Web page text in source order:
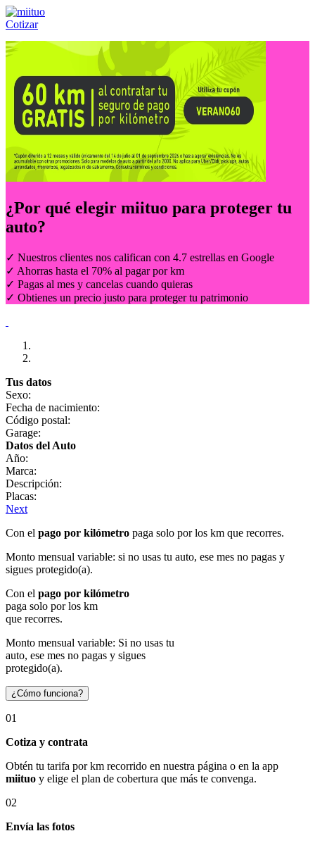
Cotizar
Llámanos al:(55) 84-21-05-00 ó
¿Por qué elegir miituo para proteger tu
auto?
✓ Nuestros clientes nos califican con 4.7 estrellas en Google
✓ Ahorras hasta el 70% al pagar por km
✓ Pagas al mes y cancelas cuando quieras
✓ Obtienes un precio justo para proteger tu patrimonio
Tus datos
Sexo:
Fecha de nacimiento:
Código postal:
Garage:
Datos del Auto
Año:
Marca:
Descripción:
Placas:
Next
Con el pago por kilómetro paga solo por los km que recorres.
Monto mensual variable: si no usas tu auto, ese mes no pagas y
sigues protegido(a).
Con el pago por kilómetro
paga solo por los km
que recorres.
Monto mensual variable: Si no usas tu
auto, ese mes no pagas y sigues
protegido(a).
¿Cómo funciona?
01
Cotiza y contrata
Obtén tu tarifa por km recorrido en nuestra página o en la app
miituo y elige el plan de cobertura que más te convenga.
02
Envía las fotos